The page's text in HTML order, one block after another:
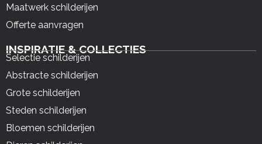
Maatwerk schilderijen
Offerte aanvragen
INSPIRATIE & COLLECTIES
Selectie schilderijen
Abstracte schilderijen
Grote schilderijen
Steden schilderijen
Bloemen schilderijen